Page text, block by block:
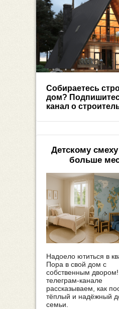
Собираетесь
дом?
канал о
Детскому
больше
Надоело ютиться в
Пора в свой дом с
собственным
телеграм-канале
рассказываем, как
тёплый и надёжный
семьи.